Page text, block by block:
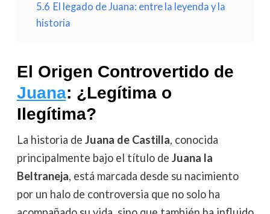
5.6 El legado de Juana: entre la leyenda y la
historia
El Origen Controvertido de
Juana: ¿Legítima o
Ilegítima?
La historia de Juana de Castilla, conocida
principalmente bajo el título de Juana la
Beltraneja, está marcada desde su nacimiento
por un halo de controversia que no solo ha